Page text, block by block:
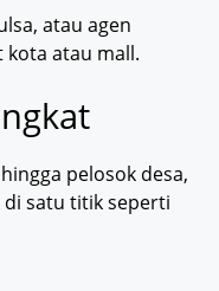
atau agen
kota atau mall.
pelosok desa,
satu titik seperti